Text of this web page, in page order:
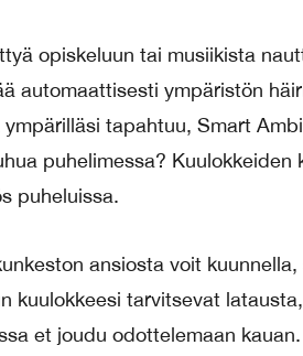
opiskeluun tai musiikista
automaattisesti ympäristön
tapahtuu, Smart
puhelimessa?
puheluissa.
ansiosta voit
kuulokkeesi tarvitsevat
et joudu odottelemaan